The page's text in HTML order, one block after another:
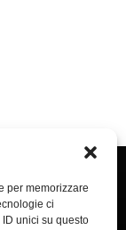
per memorizzare
ci
unici su questo